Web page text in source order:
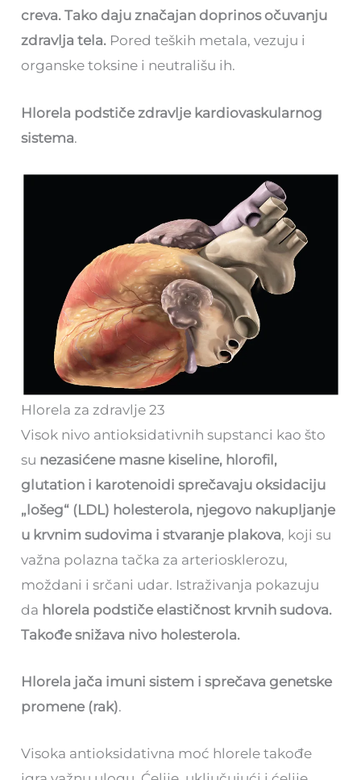
creva. Tako daju značajan doprinos očuvanju
zdravlja tela. Pored teških metala, vezuju i
organske toksine i neutrališu ih.
Hlorela podstiče zdravlje kardiovaskularnog
sistema.
Hlorela za zdravlje 23
Visok nivo antioksidativnih supstanci kao što
su nezasićene masne kiseline, hlorofil,
glutation i karotenoidi sprečavaju oksidaciju
„lošeg“ (LDL) holesterola, njegovo nakupljanje
u krvnim sudovima i stvaranje plakova, koji su
važna polazna tačka za arteriosklerozu,
moždani i srčani udar. Istraživanja pokazuju
da hlorela podstiče elastičnost krvnih sudova.
Takođe snižava nivo holesterola.
Hlorela jača imuni sistem i sprečava genetske
promene (rak).
Visoka antioksidativna moć hlorele takođe